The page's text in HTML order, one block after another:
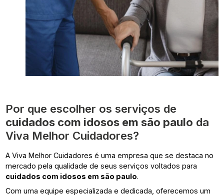
Por que escolher os serviços de
cuidados com idosos em são paulo da
Viva Melhor Cuidadores?
A Viva Melhor Cuidadores é uma empresa que se destaca no
mercado pela qualidade de seus serviços voltados para
cuidados com idosos em são paulo.
Com uma equipe especializada e dedicada, oferecemos um